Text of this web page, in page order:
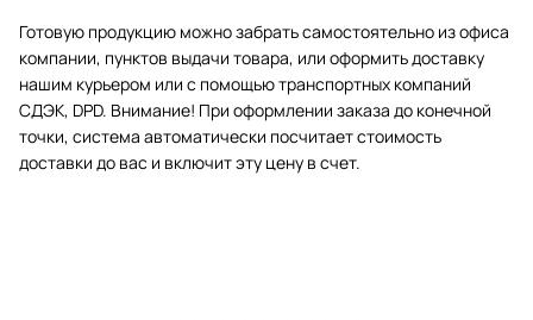
Готовую продукцию можно забрать самостоятельно из офиса
компании, пунктов выдачи товара, или оформить доставку
нашим курьером или с помощью транспортных компаний
СДЭК, DPD. Внимание! При оформлении заказа до конечной
точки, система автоматически посчитает стоимость
доставки до вас и включит эту цену в счет.